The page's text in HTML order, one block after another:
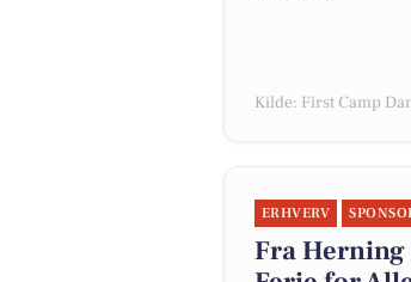
Kilde: First Camp
ERHVERV
Fra Herning